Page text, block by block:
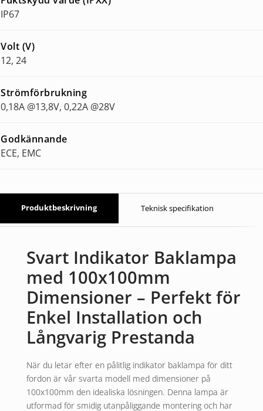
IP67
Volt (V)
12, 24
Strömförbrukning
0,18A @13,8V, 0,22A @28V
Godkännande
ECE, EMC
Produktbeskrivning Teknisk specifikation
Svart Indikator Baklampa
med 100x100mm
Dimensioner – Perfekt för
Enkel Installation och
Långvarig Prestanda
När du letar efter en pålitlig indikator baklampa för ditt
fordon är vår svarta modell med dimensioner på
100x100mm den idealiska lösningen. Denna lampa är
utformad för smidig utanpåliggande montering och har